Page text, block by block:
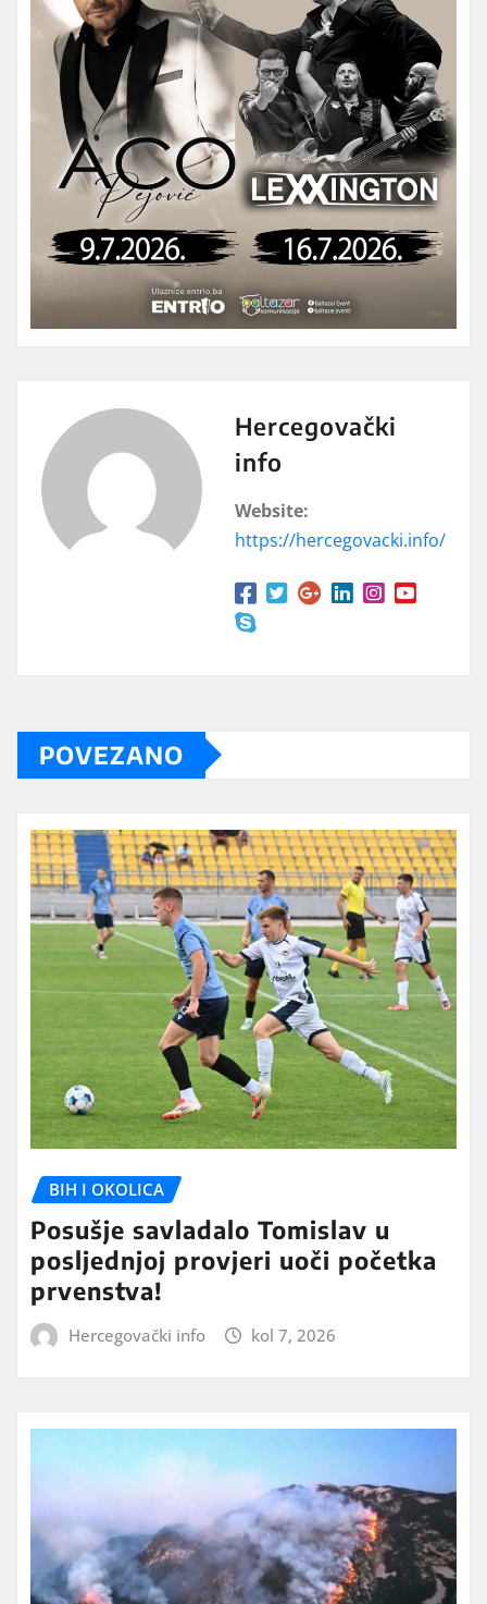
Hercegovački
info
Website:
https://hercegovacki.info/
POVEZANO
BIH I OKOLICA
Posušje savladalo Tomislav u
posljednjoj provjeri uoči početka
prvenstva!
Hercegovački info kol 7, 2026